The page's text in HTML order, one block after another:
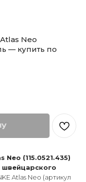
Neo
— купить по
Neo (115.0521.435)
Atlas Neo (артикул